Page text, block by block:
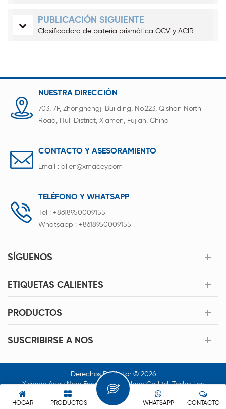
PUBLICACIÓN SIGUIENTE
Clasificadora de batería prismática OCV y ACIR
NUESTRA DIRECCIÓN
703, 7F, Zhonghengji Building, No.223, Qishan North
Road, Huli District, Xiamen, Fujian, China
CONTACTO Y ASESORAMIENTO
Email : allen@xmacey.com
TELÉFONO Y WHATSAPP
Tel : +8618950009155
Whatsapp : +8618950009155
SÍGUENOS
ETIQUETAS CALIENTES
PRODUCTOS
SUSCRIBIRSE A NOS
Derechos De Autor © 2026
Xiamen Acey New Energy Technology Co.,Ltd. Todos Los
Derechos Reservados.
HOGAR PRODUCTOS CONTACTO
WHATSAPP